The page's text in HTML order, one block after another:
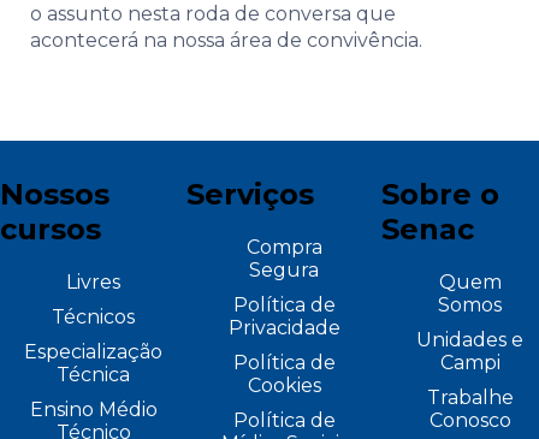
o assunto nesta roda de conversa que
acontecerá na nossa área de convivência.
Nossos
cursos
Livres
Técnicos
Especialização
Técnica
Ensino Médio
Técnico
Serviços
Compra
Segura
Política de
Privacidade
Política de
Cookies
Política de
Sobre o
Senac
Quem
Somos
Unidades e
Campi
Trabalhe
Conosco